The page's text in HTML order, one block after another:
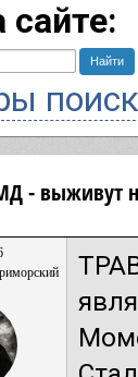
сайте:
- выживут